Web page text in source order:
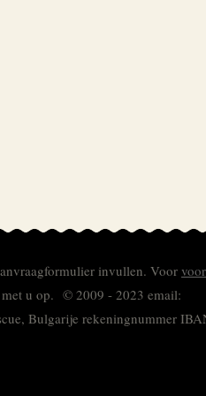
invullen. Voor
u op. © 2009 - 2023 email:
Bulgarije rekeningnummer